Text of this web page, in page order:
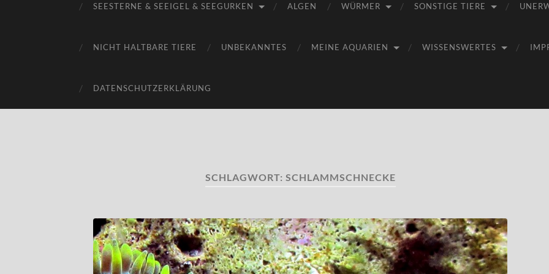
SEESTERNE & SEEIGEL & SEEGURKEN ALGEN WÜRMER SONSTIGE TIERE
NICHT HALTBARE TIERE UNBEKANNTES MEINE AQUARIEN WISSENSWERTES
DATENSCHUTZERKLÄRUNG
SCHLAGWORT: SCHLAMMSCHNECKE